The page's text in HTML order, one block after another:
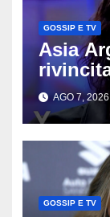
GOSSIP E TV
Asia
AGO 7, 2026
GOSSIP E TV